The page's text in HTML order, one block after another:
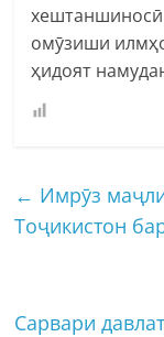
хештаншиносӣ
омӯзиши
ҳидоят
← Имрӯз
Тоҷикистон
Сарвари